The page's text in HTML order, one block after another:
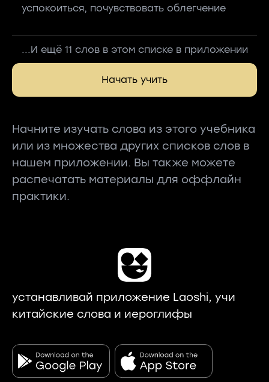
успокоиться, почувствовать облегчение
...И ещё 11 слов в этом списке в приложении
Начать учить
Начните изучать слова из этого учебника
или из множества других списков слов в
нашем приложении. Вы также можете
распечатать материалы для оффлайн
практики.
устанавливай приложение Laoshi, учи
китайские слова и иероглифы